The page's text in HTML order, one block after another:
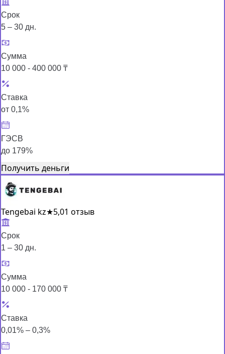
Срок
5 – 30 дн.
Сумма
10 000 - 400 000 ₸
Ставка
от 0,1%
ГЭСВ
до 179%
Получить деньги
Tengebai kz★5,01 отзыв
Срок
1 – 30 дн.
Сумма
10 000 - 170 000 ₸
Ставка
0,01% – 0,3%